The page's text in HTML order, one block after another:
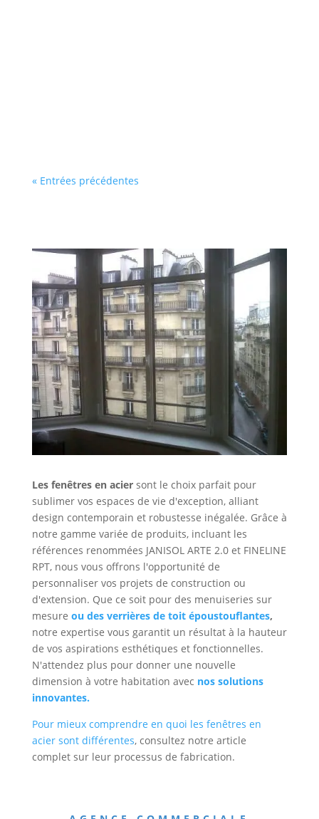
« Entrées précédentes
Les fenêtres en aciersont le choix parfait pour
sublimer vos espaces de vie d'exception, alliant
design contemporain et robustesse inégalée. Grâce à
notre gamme variée de produits, incluant les
références renommées JANISOL ARTE 2.0 et FINELINE
RPT, nous vous offrons l'opportunité de
personnaliser vos projets de construction ou
d'extension. Que ce soit pour des menuiseries sur
mesure ou des verrières de toit époustouflantes,
notre expertise vous garantit un résultat à la hauteur
de vos aspirations esthétiques et fonctionnelles.
N'attendez plus pour donner une nouvelle
dimension à votre habitation avec nos solutions
innovantes.
Pour mieux comprendre en quoi les fenêtres en
acier sont différentes, consultez notre article
complet sur leur processus de fabrication.